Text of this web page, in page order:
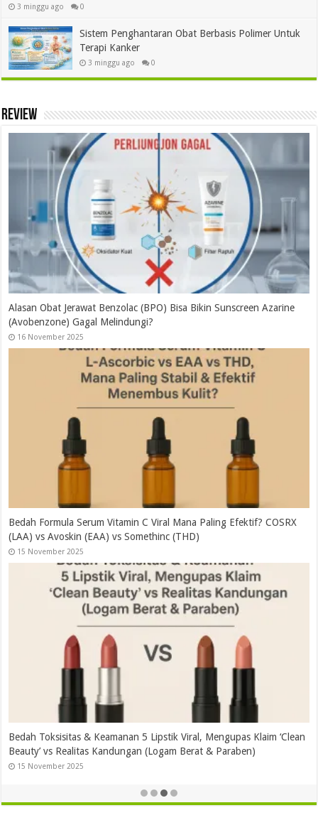
3 minggu ago 0
Sistem Penghantaran Obat Berbasis Polimer Untuk
Terapi Kanker
3 minggu ago 0
Review
Alasan Obat Jerawat Benzolac (BPO) Bisa Bikin Sunscreen Azarine
(Avobenzone) Gagal Melindungi?
16 November 2025
Bedah Formula Serum Vitamin C Viral Mana Paling Efektif? COSRX
(LAA) vs Avoskin (EAA) vs Somethinc (THD)
15 November 2025
Bedah Toksisitas & Keamanan 5 Lipstik Viral, Mengupas Klaim ‘Clean
Beauty’ vs Realitas Kandungan (Logam Berat & Paraben)
15 November 2025